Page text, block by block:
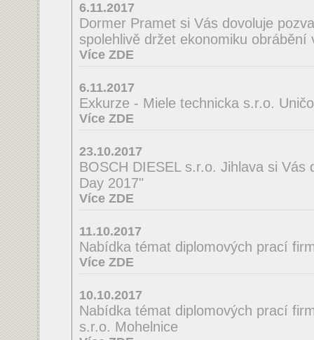
6.11.2017
Dormer Pramet si Vás dovoluje
spolehlivě držet ekonomiku obrábění
Více ZDE
6.11.2017
Exkurze - Miele technicka s.r.o.
Více ZDE
23.10.2017
BOSCH DIESEL s.r.o. Jihlava si Vás
Day 2017"
Více ZDE
11.10.2017
Nabídka témat diplomových prací
Více ZDE
10.10.2017
Nabídka témat diplomových prací
s.r.o. Mohelnice